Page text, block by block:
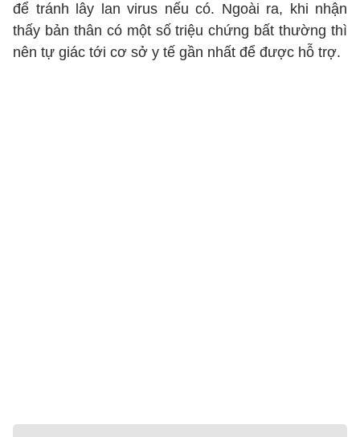
để tránh lây lan virus nếu có. Ngoài ra, khi nhận
thấy bản thân có một số triệu chứng bất thường thì
nên tự giác tới cơ sở y tế gần nhất để được hỗ trợ.